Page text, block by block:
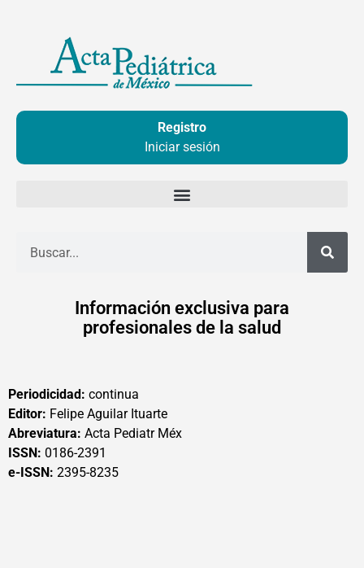
contenido
Registro
Iniciar sesión
Información exclusiva para
profesionales de la salud
Periodicidad: continua
Editor: Felipe Aguilar Ituarte
Abreviatura: Acta Pediatr Méx
ISSN: 0186-2391
e-ISSN: 2395-8235